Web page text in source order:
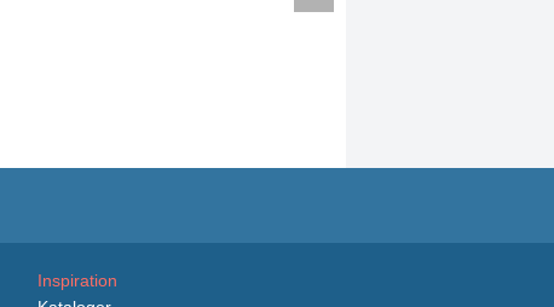
Inspiration